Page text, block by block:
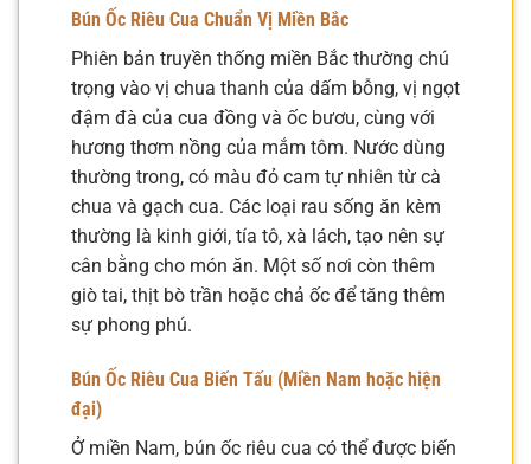
Bún Ốc Riêu Cua Chuẩn Vị Miền Bắc
Phiên bản truyền thống miền Bắc thường chú
trọng vào vị chua thanh của dấm bỗng, vị ngọt
đậm đà của cua đồng và ốc bươu, cùng với
hương thơm nồng của mắm tôm. Nước dùng
thường trong, có màu đỏ cam tự nhiên từ cà
chua và gạch cua. Các loại rau sống ăn kèm
thường là kinh giới, tía tô, xà lách, tạo nên sự
cân bằng cho món ăn. Một số nơi còn thêm
giò tai, thịt bò trần hoặc chả ốc để tăng thêm
sự phong phú.
Bún Ốc Riêu Cua Biến Tấu (Miền Nam hoặc hiện
đại)
Ở miền Nam, bún ốc riêu cua có thể được biến